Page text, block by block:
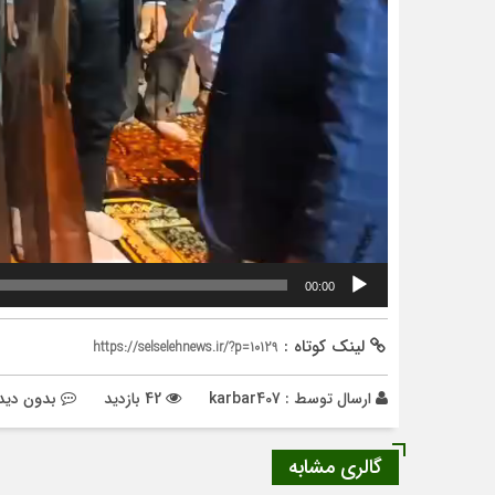
00:00
لینک کوتاه : https://selselehnews.ir/?p=10129
ارسال توسط : karbar407 بدون
گالری مشابه